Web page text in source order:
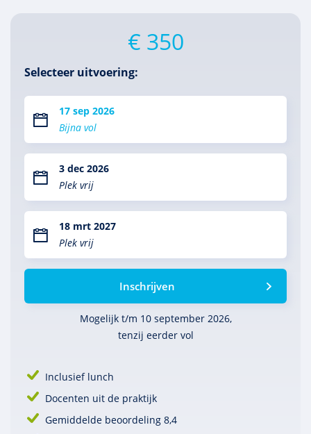
€ 350
Selecteer uitvoering:
17 sep 2026
Bijna vol
3 dec 2026
Plek vrij
18 mrt 2027
Plek vrij
Inschrijven
Mogelijk t/m 10 september 2026,
tenzij eerder vol
Inclusief lunch
Docenten uit de praktijk
Gemiddelde beoordeling 8,4